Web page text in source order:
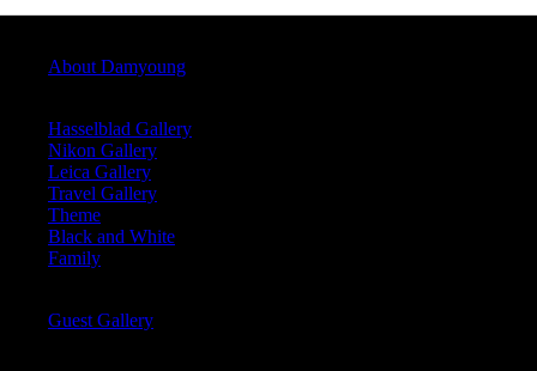
About Damyoung
Hasselblad Gallery
Nikon Gallery
Leica Gallery
Travel Gallery
Theme
Black and White
Family
Guest Gallery